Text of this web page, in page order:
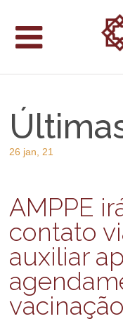
26 jan, 21
AMPPE
contato
auxiliar
vacinação